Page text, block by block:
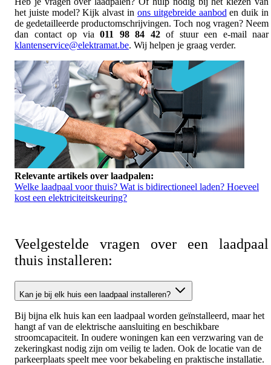
het juiste model? Kijk alvast in ons uitgebreide aanbod en duik in
de gedetailleerde productomschrijvingen. Toch nog vragen? Neem
dan contact op via 011 98 84 42of stuur een e-mail naar
klantenservice@elektramat.be. Wij helpen je graag verder.
Relevante artikels over laadpalen:
Welke laadpaal voor thuis? Wat is bidirectioneel laden? Hoeveel
kost een elektriciteitskeuring?
Veelgestelde vragen over een laadpaal
thuis installeren:
Kan je bij elk huis een laadpaal installeren?
Bij bijna elk huis kan een laadpaal worden geïnstalleerd, maar het
hangt af van de elektrische aansluiting en beschikbare
stroomcapaciteit. In oudere woningen kan een verzwaring van de
zekeringkast nodig zijn om veilig te laden. Ook de locatie van de
parkeerplaats speelt mee voor bekabeling en praktische installatie.